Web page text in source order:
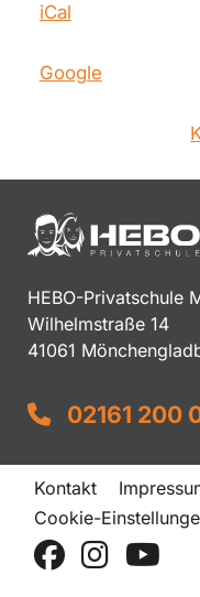
iCal
Google
HEBO-Privatschule
Wilhelmstraße 14
41061
02161 200
Kontakt
Cookie-